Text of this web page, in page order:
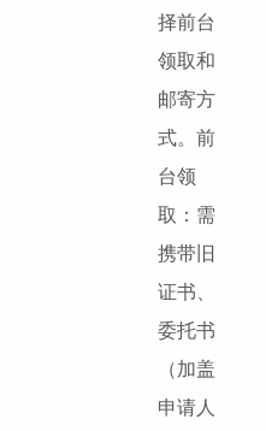
择前台
领取和
邮寄方
式。前
台领
取：需
携带旧
证书、
委托书
（加盖
申请人